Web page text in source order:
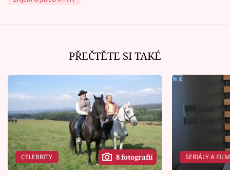
PŘEČTĚTE SI TAKÉ
CELEBRITY 8 fotografií SERIÁLY A